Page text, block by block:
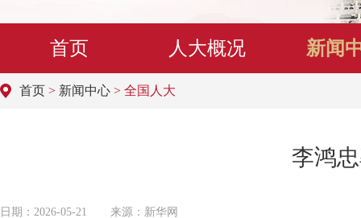
首页 人大概况 新闻
首页 > 新闻中心 > 全国人大
李鸿
日期：2026-05-21 来源：新华网